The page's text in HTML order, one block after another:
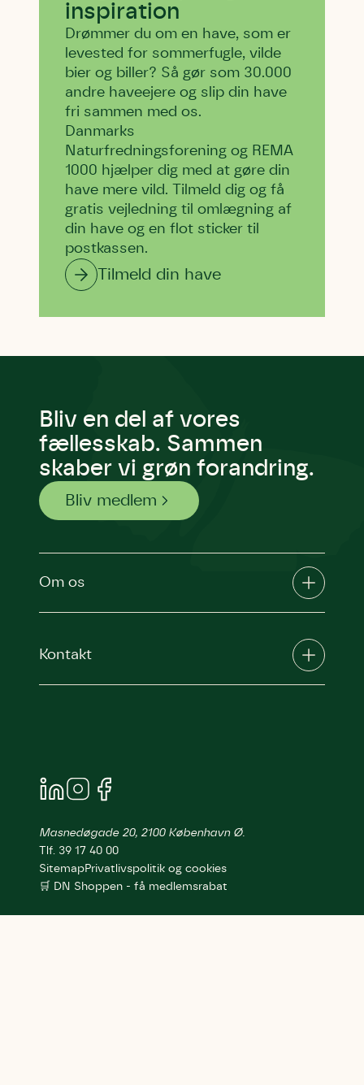
inspiration
Drømmer du om en have, som er
levested for sommerfugle, vilde
bier og biller? Så gør som 30.000
andre haveejere og slip din have
fri sammen med os.
Danmarks
Naturfredningsforening og REMA
1000 hjælper dig med at gøre din
have mere vild. Tilmeld dig og få
gratis vejledning til omlægning af
din have og en flot sticker til
postkassen.
Tilmeld din have
Bliv en del af vores
fællesskab. Sammen
skaber vi grøn forandring.
Bliv medlem
Om os
Kontakt
Masnedøgade 20, 2100 København Ø.
Tlf. 39 17 40 00
SitemapPrivatlivspolitik og cookies
🛒 DN Shoppen - få medlemsrabat